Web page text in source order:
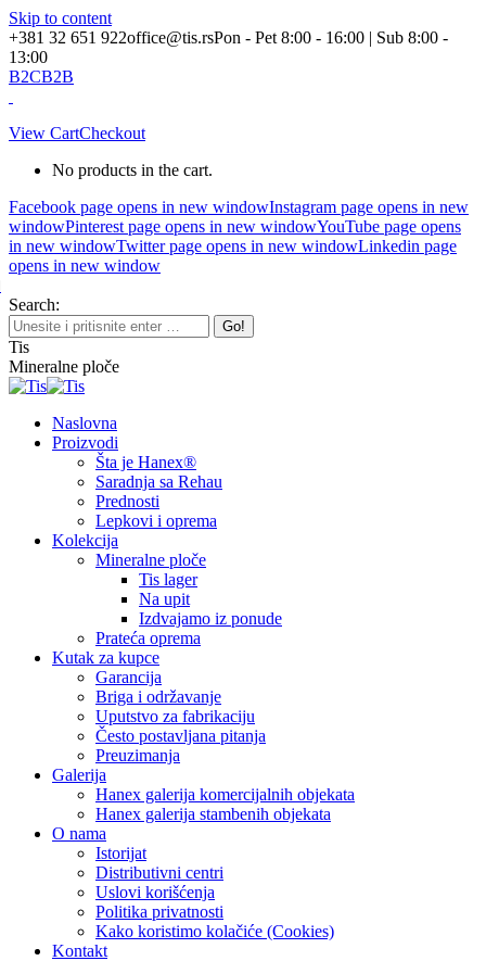
Skip to content
+381 32 651 922office@tis.rsPon - Pet 8:00 - 16:00 | Sub 8:00 -
13:00
B2CB2B
View CartCheckout
No products in the cart.
Facebook page opens in new windowInstagram page opens in new
windowPinterest page opens in new windowYouTube page opens
in new windowTwitter page opens in new windowLinkedin page
opens in new window
Search:
Tis
Mineralne ploče
Naslovna
Proizvodi
Šta je Hanex®
Saradnja sa Rehau
Prednosti
Lepkovi i oprema
Kolekcija
Mineralne ploče
Tis lager
Na upit
Izdvajamo iz ponude
Prateća oprema
Kutak za kupce
Garancija
Briga i održavanje
Uputstvo za fabrikaciju
Često postavljana pitanja
Preuzimanja
Galerija
Hanex galerija komercijalnih objekata
Hanex galerija stambenih objekata
O nama
Istorijat
Distributivni centri
Uslovi korišćenja
Politika privatnosti
Kako koristimo kolačiće (Cookies)
Kontakt